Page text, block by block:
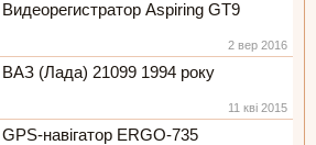
Видеорегистратор Aspiring GT9
2 вер 2016
ВАЗ (Лада) 21099 1994 року
11 кві 2015
GPS-навігатор ERGO-735